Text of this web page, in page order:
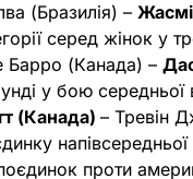
(Бразилія) –
серед жінок у
Барро (Канада) –
у бою середньої
(Канада)– Тревін
напівсередньої
проти